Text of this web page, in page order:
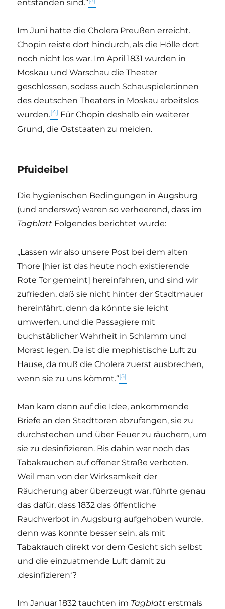
entstanden sind.“
Im Juni hatte die Cholera Preußen erreicht.
Chopin reiste dort hindurch, als die Hölle dort
noch nicht los war. Im April 1831 wurden in
Moskau und Warschau die Theater
geschlossen, sodass auch Schauspieler:innen
des deutschen Theaters in Moskau arbeitslos
wurden.[4] Für Chopin deshalb ein weiterer
Grund, die Oststaaten zu meiden.
Pfuideibel
Die hygienischen Bedingungen in Augsburg
(und anderswo) waren so verheerend, dass im
Tagblatt Folgendes berichtet wurde:
„Lassen wir also unsere Post bei dem alten
Thore [hier ist das heute noch existierende
Rote Tor gemeint] hereinfahren, und sind wir
zufrieden, daß sie nicht hinter der Stadtmauer
hereinfährt, denn da könnte sie leicht
umwerfen, und die Passagiere mit
buchstäblicher Wahrheit in Schlamm und
Morast legen. Da ist die mephistische Luft zu
Hause, da muß die Cholera zuerst ausbrechen,
wenn sie zu uns kömmt.“[5]
Man kam dann auf die Idee, ankommende
Briefe an den Stadttoren abzufangen, sie zu
durchstechen und über Feuer zu räuchern, um
sie zu desinfizieren. Bis dahin war noch das
Tabakrauchen auf offener Straße verboten.
Weil man von der Wirksamkeit der
Räucherung aber überzeugt war, führte genau
das dafür, dass 1832 das öffentliche
Rauchverbot in Augsburg aufgehoben wurde,
denn was konnte besser sein, als mit
Tabakrauch direkt vor dem Gesicht sich selbst
und die einzuatmende Luft damit zu
‚desinfizieren‘?
Im Januar 1832 tauchten im Tagblatt erstmals